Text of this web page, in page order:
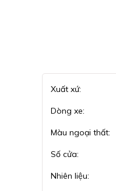
Xuất xứ:
Dòng xe:
Màu ngoại thất:
Số cửa:
Nhiên liệu: